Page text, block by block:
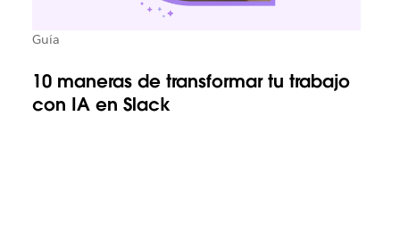
Guía
10 maneras de transformar tu trabajo
con IA en Slack